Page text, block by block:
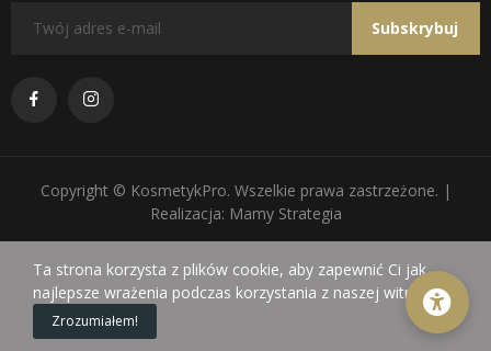
Sklep
0
Koszyk
Subskrybuj
Copyright © KosmetykPro. Wszelkie prawa zastrzeżone. |
Realizacja: Mamy Strategia
Ta strona korzysta z plików cookie, aby zapewnić Ci jak
najlepsze wrażenia podczas korzystania z naszej witryny.
Zrozumiałem!